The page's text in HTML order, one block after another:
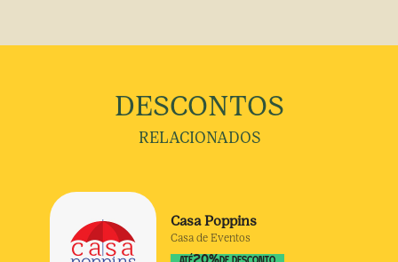
DESCONTOS
RELACIONADOS
Casa Poppins
Casa de Eventos